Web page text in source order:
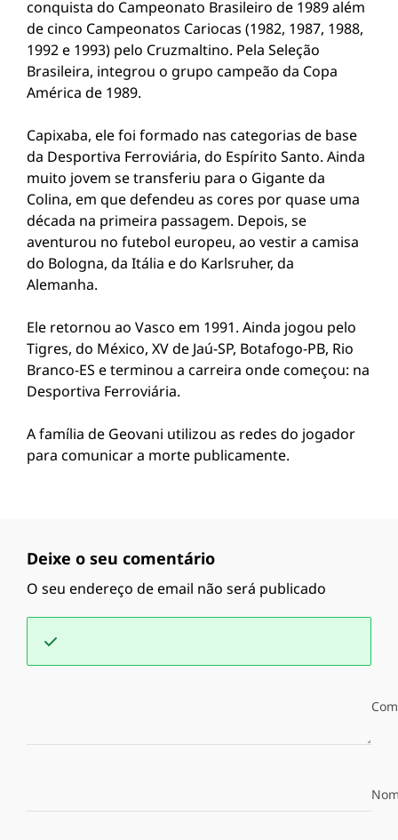
conquista do Campeonato Brasileiro de 1989 além
de cinco Campeonatos Cariocas (1982, 1987, 1988,
1992 e 1993) pelo Cruzmaltino. Pela Seleção
Brasileira, integrou o grupo campeão da Copa
América de 1989.
Capixaba, ele foi formado nas categorias de base
da Desportiva Ferroviária, do Espírito Santo. Ainda
muito jovem se transferiu para o Gigante da
Colina, em que defendeu as cores por quase uma
década na primeira passagem. Depois, se
aventurou no futebol europeu, ao vestir a camisa
do Bologna, da Itália e do Karlsruher, da
Alemanha.
Ele retornou ao Vasco em 1991. Ainda jogou pelo
Tigres, do México, XV de Jaú-SP, Botafogo-PB, Rio
Branco-ES e terminou a carreira onde começou: na
Desportiva Ferroviária.
A família de Geovani utilizou as redes do jogador
para comunicar a morte publicamente.
Deixe o seu comentário
O seu endereço de email não será publicado